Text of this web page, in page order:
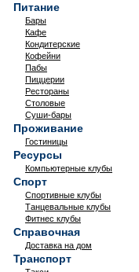
Питание
Бары
Кафе
Кондитерские
Кофейни
Пабы
Пиццерии
Рестораны
Столовые
Суши-бары
Проживание
Гостиницы
Ресурсы
Компьютерные клубы
Спорт
Спортивные клубы
Танцевальные клубы
Фитнес клубы
Справочная
Доставка на дом
Транспорт